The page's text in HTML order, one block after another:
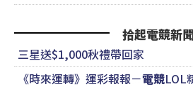
拾起電競新
三星送$1,000秋禮帶回家
《時來運轉》運彩報報－電競LOL